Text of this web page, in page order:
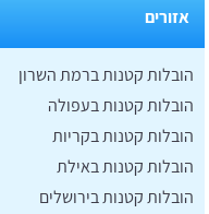
אזורים
הובלות קטנות ברמת השרון
הובלות קטנות בעפולה
הובלות קטנות בקריות
הובלות קטנות באילת
הובלות קטנות בירושלים